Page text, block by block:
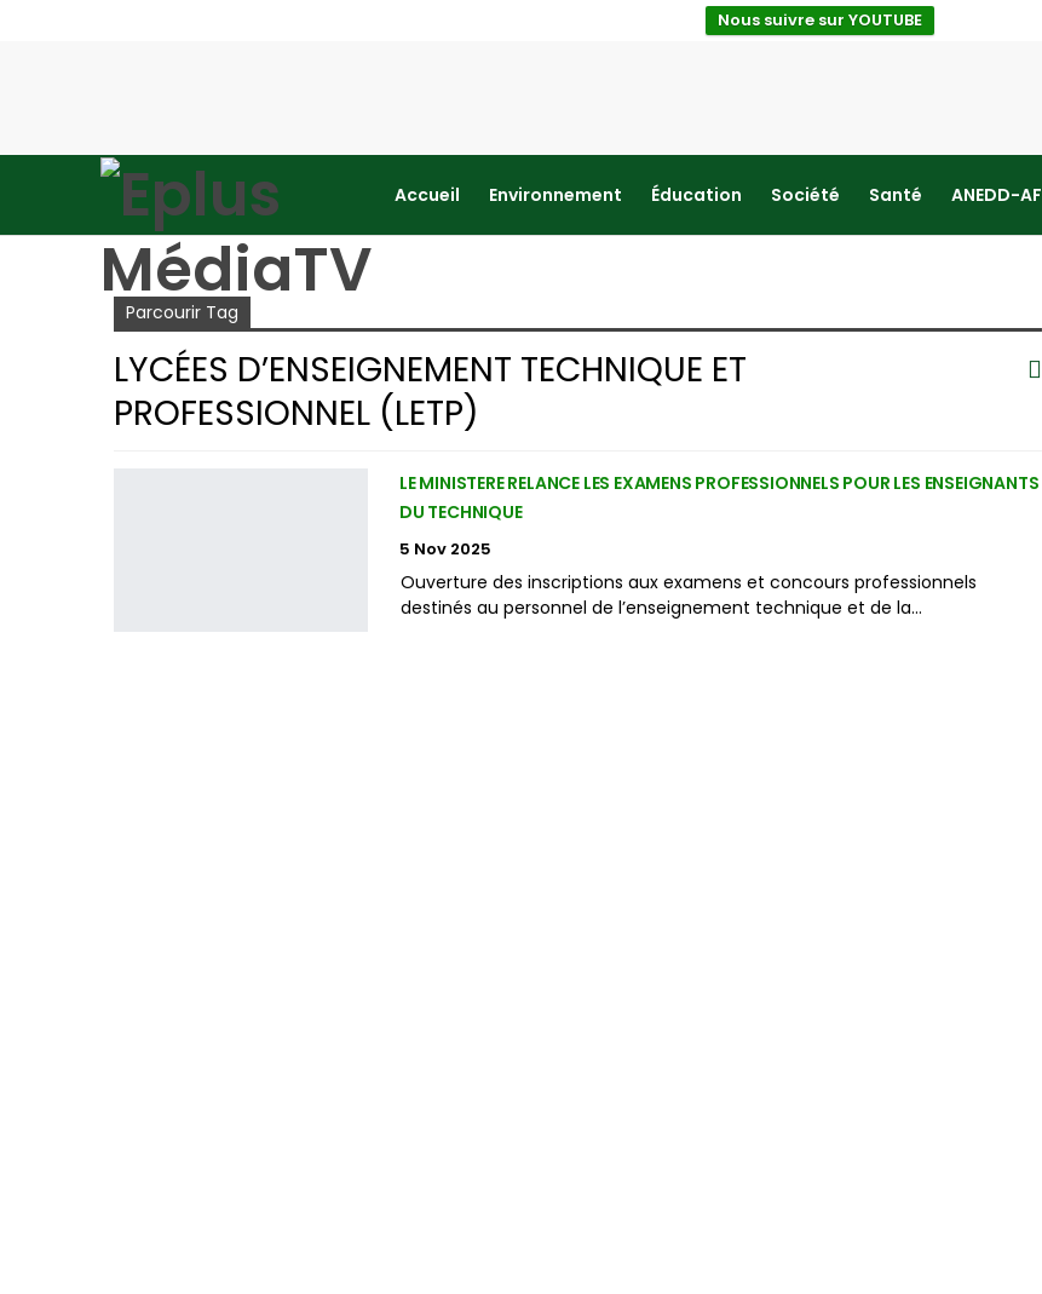
Nous suivre sur YOUTUBE
Accueil Environnement Éducation Société Santé ANEDD-
Accueil lycées d’enseignement technique et professionnel (LETP)
Parcourir Tag
LYCÉES D’ENSEIGNEMENT TECHNIQUE ET
PROFESSIONNEL (LETP)
LE MINISTERE RELANCE LES EXAMENS PROFESSIONNELS POUR LES ENSEIGNANTS
DU TECHNIQUE
5 Nov 2025
Ouverture des inscriptions aux examens et concours professionnels
destinés au personnel de l’enseignement technique et de la…